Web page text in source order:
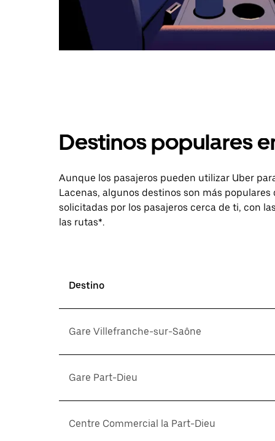
Destinos populares
Aunque los pasajeros pueden utilizar Uber
Lacenas, algunos destinos son más
solicitadas por los pasajeros cerca de ti, con
las rutas*.
Destino
Gare Villefranche-sur-Saône
Gare Part-Dieu
Centre Commercial la Part-Dieu